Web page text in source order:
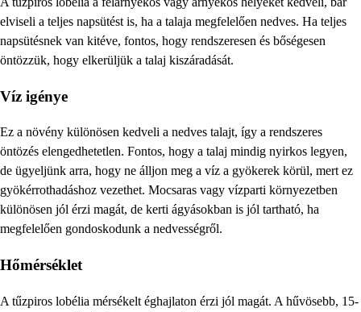
elviseli a teljes napsütést is, ha a talaja megfelelően nedves. Ha teljes
napsütésnek van kitéve, fontos, hogy rendszeresen és bőségesen
öntözzük, hogy elkerüljük a talaj kiszáradását.
Víz igénye
Ez a növény különösen kedveli a nedves talajt, így a rendszeres
öntözés elengedhetetlen. Fontos, hogy a talaj mindig nyirkos legyen,
de ügyeljünk arra, hogy ne álljon meg a víz a gyökerek körül, mert ez
gyökérrothadáshoz vezethet. Mocsaras vagy vízparti környezetben
különösen jól érzi magát, de kerti ágyásokban is jól tartható, ha
megfelelően gondoskodunk a nedvességről.
Hőmérséklet
A tűzpiros lobélia mérsékelt éghajlaton érzi jól magát. A hűvösebb, 15-